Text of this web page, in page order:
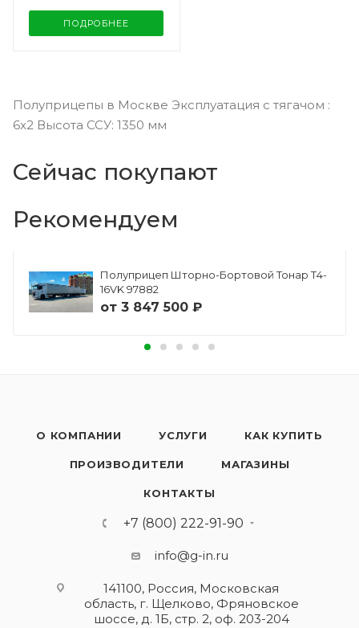
ПОДРОБНЕЕ
Полуприцепы в Москве Эксплуатация с тягачом :
6x2 Высота ССУ: 1350 мм
Сейчас покупают
Рекомендуем
Полуприцеп Шторно-Бортовой Тонар Т4-
16VK 97882
от 3 847 500 ₽
О КОМПАНИИ УСЛУГИ КАК КУПИТЬ
ПРОИЗВОДИТЕЛИ МАГАЗИНЫ
КОНТАКТЫ
+7 (800) 222-91-90
info@g-in.ru
141100, Россия, Московская
область, г. Щелково, Фряновское
шоссе, д. 1Б, стр. 2, оф. 203-204